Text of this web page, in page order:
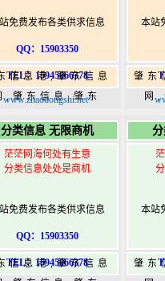
免费发布各类供求信息
QQ：15903350
TEL：15945066378
信息港,肇东信息
,肇东信息,肇东
www.zhaodongshi.net
本站
肇东
网
港
分类信息 无限商机
茫茫网海何处有生意
分类信息处处是商机
免费发布各类供求信息
QQ：15903350
TEL：15945066378
信息港,肇东信息
本站
肇东